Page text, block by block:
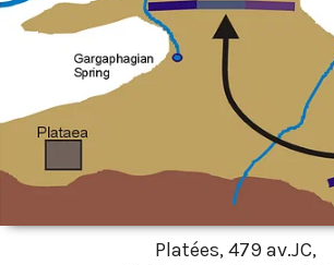
Platées, 479 av.JC,